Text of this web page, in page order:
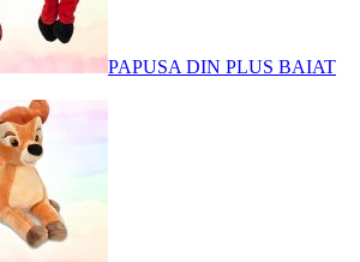
PAPUSA DIN PLUS BAIAT